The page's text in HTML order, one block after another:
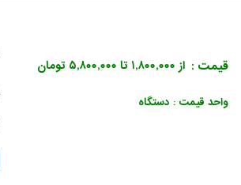
قیمت : از ۱,۸۰۰,۰۰۰ تا ۵,۸۰۰,۰۰۰ تومان
واحد قیمت : دستگاه